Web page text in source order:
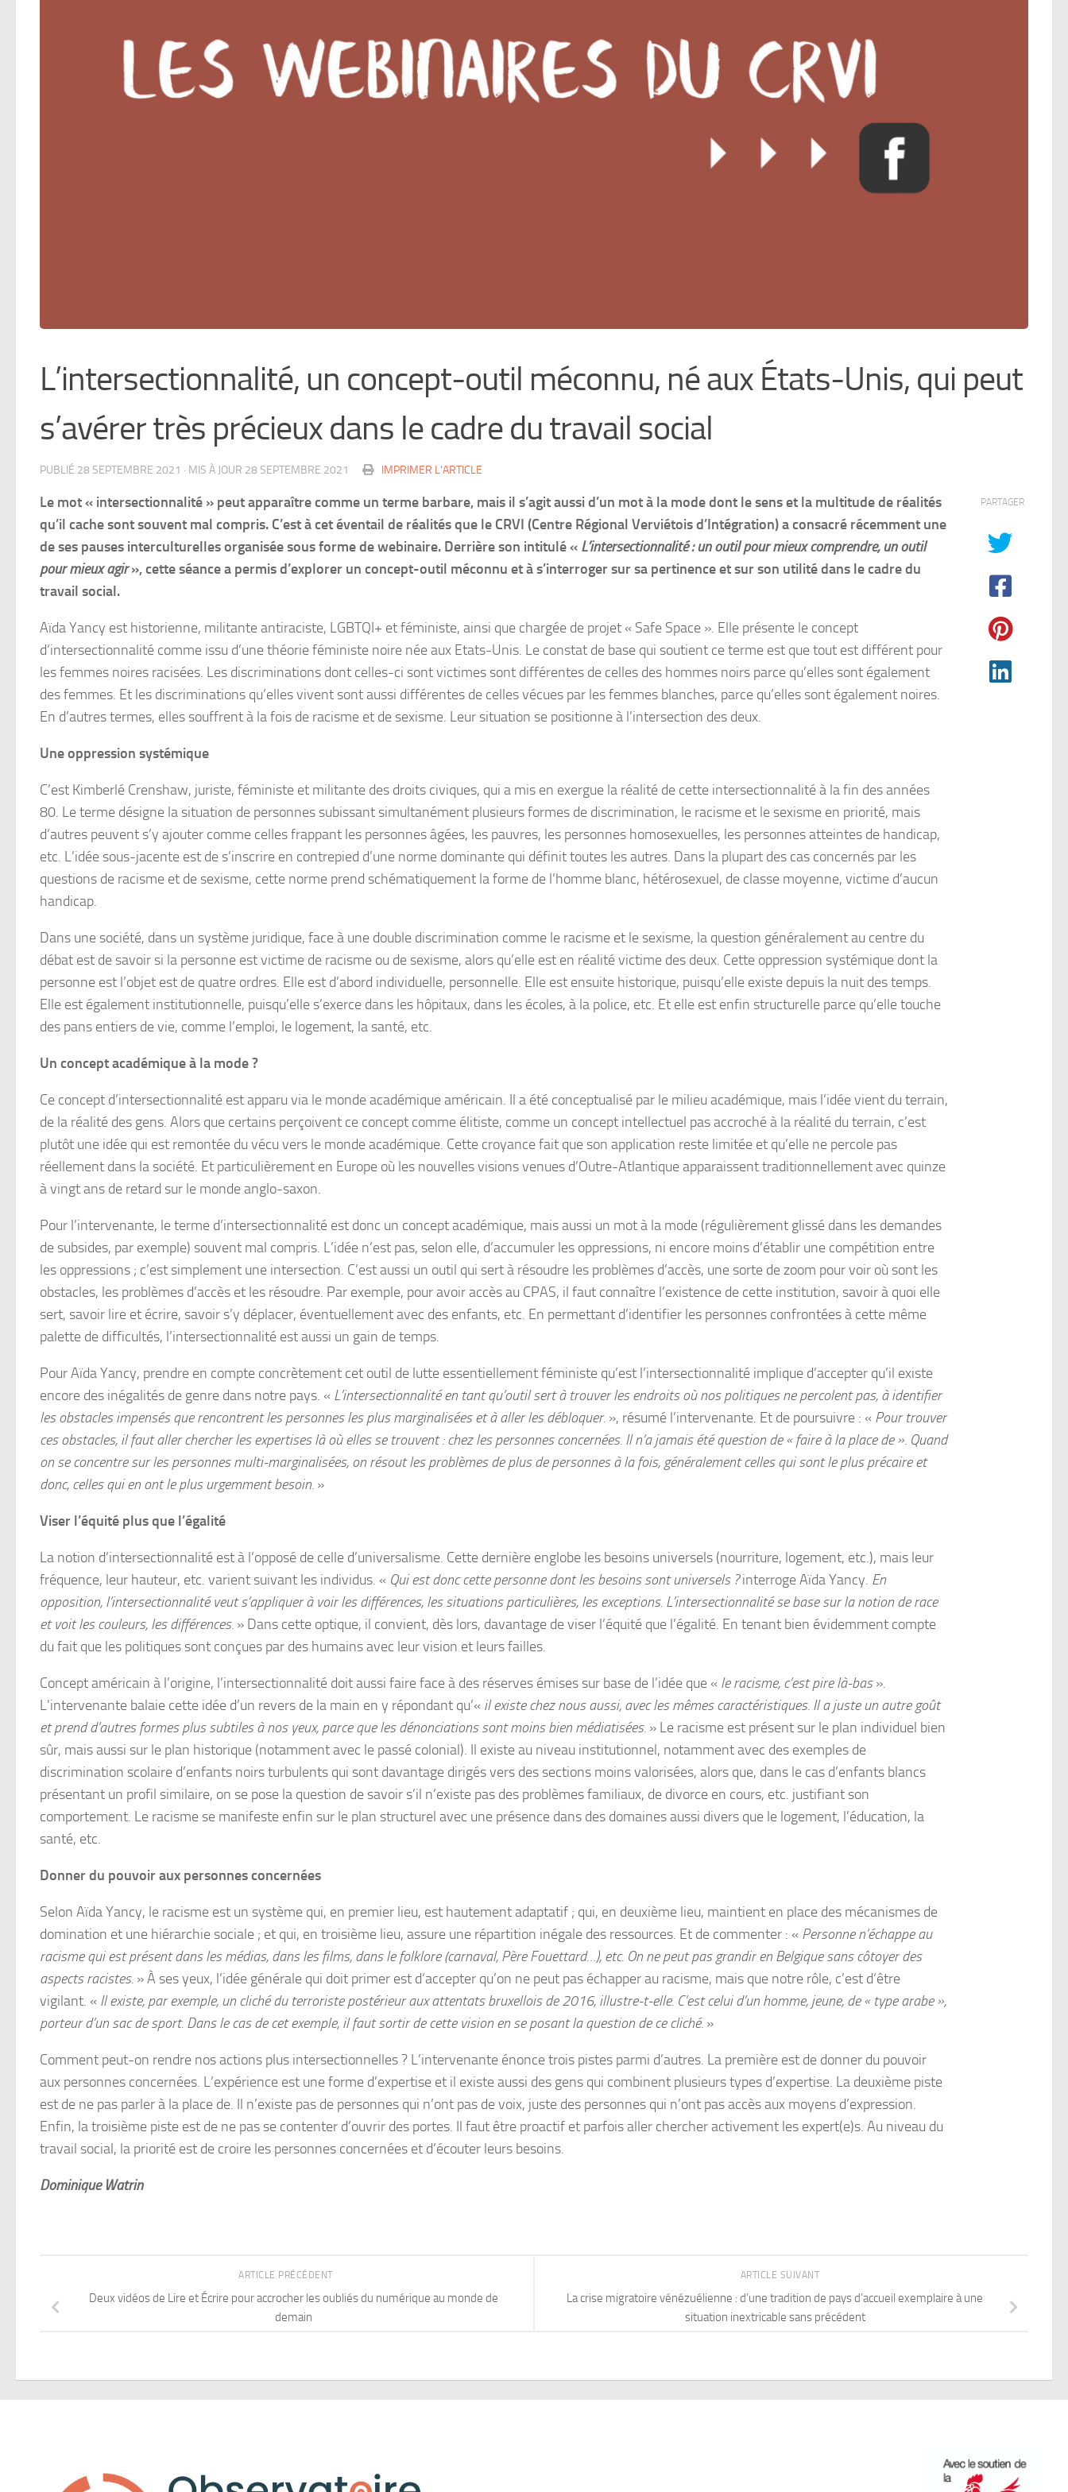
L’intersectionnalité, un concept-outil méconnu, né aux États-Unis, qui peut
s’avérer très précieux dans le cadre du travail social
PUBLIÉ 28 SEPTEMBRE 2021 · MIS À JOUR 28 SEPTEMBRE 2021 IMPRIMER L'ARTICLE
Le mot « intersectionnalité » peut apparaître comme un terme barbare, mais il s’agit aussi d’un mot à la mode dont le sens et la multitude de réalités
qu’il cache sont souvent mal compris. C’est à cet éventail de réalités que le CRVI (Centre Régional Verviétois d’Intégration) a consacré récemment une
de ses pauses interculturelles organisée sous forme de webinaire. Derrière son intitulé « L’intersectionnalité : un outil pour mieux comprendre, un outil
pour mieux agir», cette séance a permis d’explorer un concept-outil méconnu et à s’interroger sur sa pertinence et sur son utilité dans le cadre du
travail social.
Aïda Yancy est historienne, militante antiraciste, LGBTQI+ et féministe, ainsi que chargée de projet « Safe Space ». Elle présente le concept
d’intersectionnalité comme issu d’une théorie féministe noire née aux Etats-Unis. Le constat de base qui soutient ce terme est que tout est différent pour
les femmes noires racisées. Les discriminations dont celles-ci sont victimes sont différentes de celles des hommes noirs parce qu’elles sont également
des femmes. Et les discriminations qu’elles vivent sont aussi différentes de celles vécues par les femmes blanches, parce qu’elles sont également noires.
En d’autres termes, elles souffrent à la fois de racisme et de sexisme. Leur situation se positionne à l’intersection des deux.
Une oppression systémique
C’est Kimberlé Crenshaw, juriste, féministe et militante des droits civiques, qui a mis en exergue la réalité de cette intersectionnalité à la fin des années
80. Le terme désigne la situation de personnes subissant simultanément plusieurs formes de discrimination, le racisme et le sexisme en priorité, mais
d’autres peuvent s’y ajouter comme celles frappant les personnes âgées, les pauvres, les personnes homosexuelles, les personnes atteintes de handicap,
etc. L’idée sous-jacente est de s’inscrire en contrepied d’une norme dominante qui définit toutes les autres. Dans la plupart des cas concernés par les
questions de racisme et de sexisme, cette norme prend schématiquement la forme de l’homme blanc, hétérosexuel, de classe moyenne, victime d’aucun
handicap.
Dans une société, dans un système juridique, face à une double discrimination comme le racisme et le sexisme, la question généralement au centre du
débat est de savoir si la personne est victime de racisme ou de sexisme, alors qu’elle est en réalité victime des deux. Cette oppression systémique dont la
personne est l’objet est de quatre ordres. Elle est d’abord individuelle, personnelle. Elle est ensuite historique, puisqu’elle existe depuis la nuit des temps.
Elle est également institutionnelle, puisqu’elle s’exerce dans les hôpitaux, dans les écoles, à la police, etc. Et elle est enfin structurelle parce qu’elle touche
des pans entiers de vie, comme l’emploi, le logement, la santé, etc.
Un concept académique à la mode ?
Ce concept d’intersectionnalité est apparu via le monde académique américain. Il a été conceptualisé par le milieu académique, mais l’idée vient du terrain,
de la réalité des gens. Alors que certains perçoivent ce concept comme élitiste, comme un concept intellectuel pas accroché à la réalité du terrain, c’est
plutôt une idée qui est remontée du vécu vers le monde académique. Cette croyance fait que son application reste limitée et qu’elle ne percole pas
réellement dans la société. Et particulièrement en Europe où les nouvelles visions venues d’Outre-Atlantique apparaissent traditionnellement avec quinze
à vingt ans de retard sur le monde anglo-saxon.
Pour l’intervenante, le terme d’intersectionnalité est donc un concept académique, mais aussi un mot à la mode (régulièrement glissé dans les demandes
de subsides, par exemple) souvent mal compris. L’idée n’est pas, selon elle, d’accumuler les oppressions, ni encore moins d’établir une compétition entre
les oppressions ; c’est simplement une intersection. C’est aussi un outil qui sert à résoudre les problèmes d’accès, une sorte de zoom pour voir où sont les
obstacles, les problèmes d’accès et les résoudre. Par exemple, pour avoir accès au CPAS, il faut connaître l’existence de cette institution, savoir à quoi elle
sert, savoir lire et écrire, savoir s’y déplacer, éventuellement avec des enfants, etc. En permettant d’identifier les personnes confrontées à cette même
palette de difficultés, l’intersectionnalité est aussi un gain de temps.
Pour Aïda Yancy, prendre en compte concrètement cet outil de lutte essentiellement féministe qu’est l’intersectionnalité implique d’accepter qu’il existe
encore des inégalités de genre dans notre pays. « L’intersectionnalité en tant qu’outil sert à trouver les endroits où nos politiques ne percolent pas, à identifier
les obstacles impensés que rencontrent les personnes les plus marginalisées et à aller les débloquer. », résumé l’intervenante. Et de poursuivre : « Pour trouver
ces obstacles, il faut aller chercher les expertises là où elles se trouvent : chez les personnes concernées. Il n’a jamais été question de « faire à la place de ». Quand
on se concentre sur les personnes multi-marginalisées, on résout les problèmes de plus de personnes à la fois, généralement celles qui sont le plus précaire et
donc, celles qui en ont le plus urgemment besoin. »
Viser l’équité plus que l’égalité
La notion d’intersectionnalité est à l’opposé de celle d’universalisme. Cette dernière englobe les besoins universels (nourriture, logement, etc.), mais leur
fréquence, leur hauteur, etc. varient suivant les individus. « Qui est donc cette personne dont les besoins sont universels ?interroge Aïda Yancy. En
opposition, l’intersectionnalité veut s’appliquer à voir les différences, les situations particulières, les exceptions. L’intersectionnalité se base sur la notion de race
et voit les couleurs, les différences. » Dans cette optique, il convient, dès lors, davantage de viser l’équité que l’égalité. En tenant bien évidemment compte
du fait que les politiques sont conçues par des humains avec leur vision et leurs failles.
Concept américain à l’origine, l’intersectionnalité doit aussi faire face à des réserves émises sur base de l’idée que « le racisme, c’est pire là-bas».
L’intervenante balaie cette idée d’un revers de la main en y répondant qu’« il existe chez nous aussi, avec les mêmes caractéristiques. Il a juste un autre goût
et prend d’autres formes plus subtiles à nos yeux, parce que les dénonciations sont moins bien médiatisées. » Le racisme est présent sur le plan individuel bien
sûr, mais aussi sur le plan historique (notamment avec le passé colonial). Il existe au niveau institutionnel, notamment avec des exemples de
discrimination scolaire d’enfants noirs turbulents qui sont davantage dirigés vers des sections moins valorisées, alors que, dans le cas d’enfants blancs
présentant un profil similaire, on se pose la question de savoir s’il n’existe pas des problèmes familiaux, de divorce en cours, etc. justifiant son
comportement. Le racisme se manifeste enfin sur le plan structurel avec une présence dans des domaines aussi divers que le logement, l’éducation, la
santé, etc.
Donner du pouvoir aux personnes concernées
Selon Aïda Yancy, le racisme est un système qui, en premier lieu, est hautement adaptatif ; qui, en deuxième lieu, maintient en place des mécanismes de
domination et une hiérarchie sociale ; et qui, en troisième lieu, assure une répartition inégale des ressources. Et de commenter : « Personne n’échappe au
racisme qui est présent dans les médias, dans les films, dans le folklore (carnaval, Père Fouettard…), etc. On ne peut pas grandir en Belgique sans côtoyer des
aspects racistes. » À ses yeux, l’idée générale qui doit primer est d’accepter qu’on ne peut pas échapper au racisme, mais que notre rôle, c’est d’être
vigilant. « Il existe, par exemple, un cliché du terroriste postérieur aux attentats bruxellois de 2016, illustre-t-elle. C’est celui d’un homme, jeune, de « type arabe »,
porteur d’un sac de sport. Dans le cas de cet exemple, il faut sortir de cette vision en se posant la question de ce cliché. »
Comment peut-on rendre nos actions plus intersectionnelles ? L’intervenante énonce trois pistes parmi d’autres. La première est de donner du pouvoir
aux personnes concernées. L’expérience est une forme d’expertise et il existe aussi des gens qui combinent plusieurs types d’expertise. La deuxième piste
est de ne pas parler à la place de. Il n’existe pas de personnes qui n’ont pas de voix, juste des personnes qui n’ont pas accès aux moyens d’expression.
Enfin, la troisième piste est de ne pas se contenter d’ouvrir des portes. Il faut être proactif et parfois aller chercher activement les expert(e)s. Au niveau du
travail social, la priorité est de croire les personnes concernées et d’écouter leurs besoins.
Dominique Watrin
PARTAGER
ARTICLE SUIVANT
La crise migratoire vénézuélienne : d’une tradition de pays d’accueil exemplaire à une
situation inextricable sans précédent
ARTICLE PRÉCÉDENT
Deux vidéos de Lire et Écrire pour accrocher les oubliés du numérique au monde de
demain